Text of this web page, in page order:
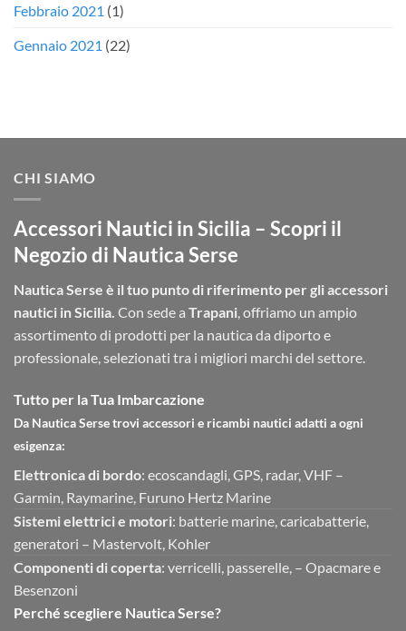
Febbraio 2021 (1)
Gennaio 2021 (22)
CHI SIAMO
Accessori Nautici in Sicilia – Scopri il
Negozio di Nautica Serse
Nautica Serse è il tuo punto di riferimento per gli accessori
nautici in Sicilia. Con sede a Trapani, offriamo un ampio
assortimento di prodotti per la nautica da diporto e
professionale, selezionati tra i migliori marchi del settore.
Tutto per la Tua Imbarcazione
Da Nautica Serse trovi accessori e ricambi nautici adatti a ogni
esigenza:
Elettronica di bordo: ecoscandagli, GPS, radar, VHF –
Garmin, Raymarine, Furuno Hertz Marine
Sistemi elettrici e motori: batterie marine, caricabatterie,
generatori – Mastervolt, Kohler
Componenti di coperta: verricelli, passerelle, – Opacmare e
Besenzoni
Perché scegliere Nautica Serse?